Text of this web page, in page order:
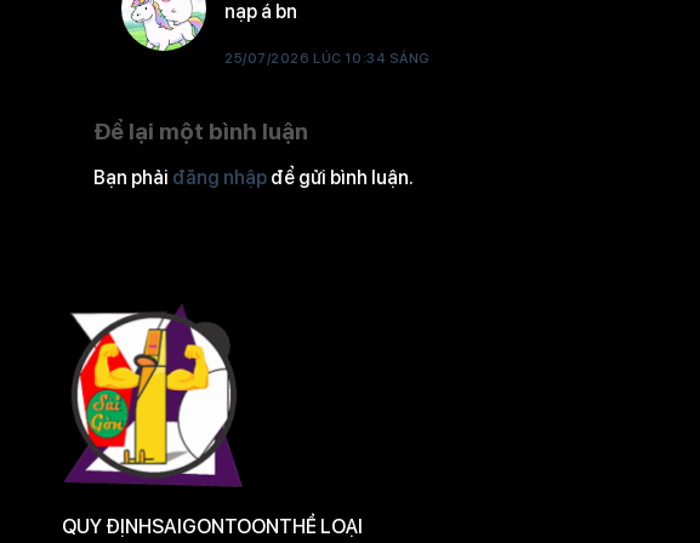
Tập 5
Tập 4
Tập 2
Tập 1
nạp á bn
25/07/2026 LÚC 10:34 SÁNG
Để lại một bình luận
Bạn phải đăng nhập để gửi bình luận.
QUY ĐỊNHSAIGONTOONTHỂ LOẠI